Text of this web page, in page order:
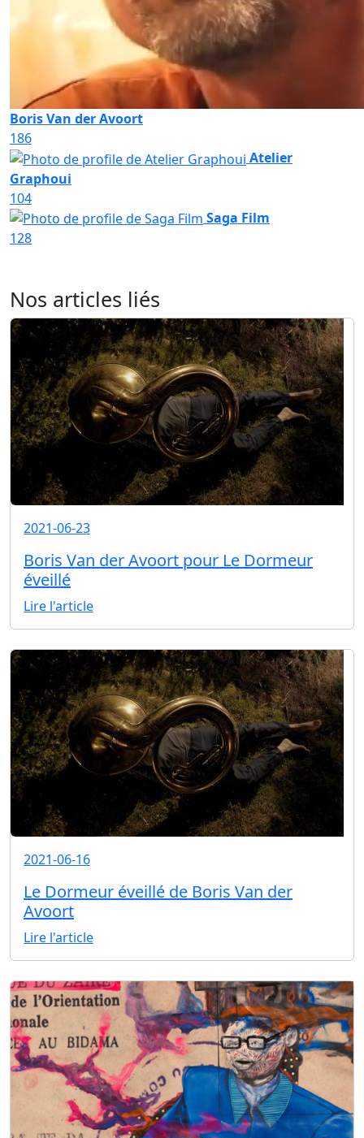
Boris Van der Avoort
186
Atelier
Graphoui
104
Saga Film
128
Nos articles liés
2021-06-23
Boris Van der Avoort pour Le Dormeur
éveillé
Lire l'article
2021-06-16
Le Dormeur éveillé de Boris Van der
Avoort
Lire l'article